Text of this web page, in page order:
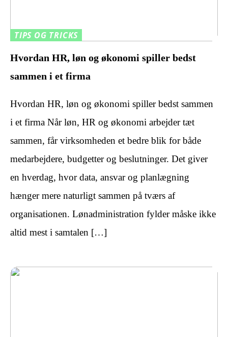
TIPS OG TRICKS
Hvordan HR, løn og økonomi spiller bedst
sammen i et firma
Hvordan HR, løn og økonomi spiller bedst sammen
i et firma Når løn, HR og økonomi arbejder tæt
sammen, får virksomheden et bedre blik for både
medarbejdere, budgetter og beslutninger. Det giver
en hverdag, hvor data, ansvar og planlægning
hænger mere naturligt sammen på tværs af
organisationen. Lønadministration fylder måske ikke
altid mest i samtalen […]